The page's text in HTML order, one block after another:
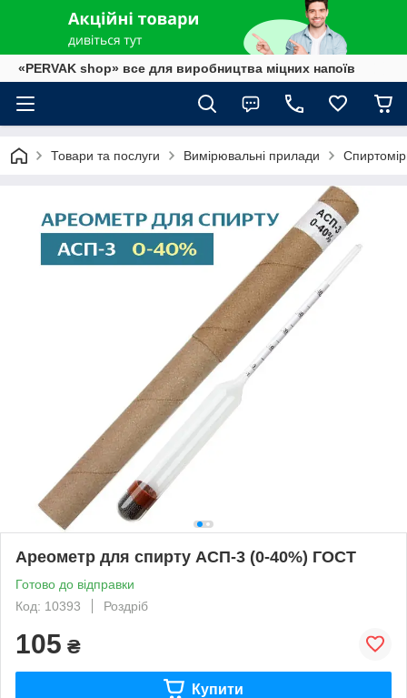
«PERVAK shop» все для виробництва міцних напоїв
Товари та послуги Вимірювальні прилади
Ареометр для спирту АСП-3 (0-40%) ГОСТ
Готово до відправки
Код: 10393
Роздріб
105 ₴
Купити